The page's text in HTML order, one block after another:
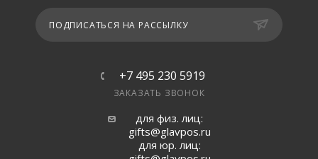
ПОДПИСАТЬСЯ НА РАССЫЛКУ
+7 495 230 5919
ЗАКАЗАТЬ ЗВОНОК
для физ. лиц:
gifts@glavpos.ru
для юр. лиц: